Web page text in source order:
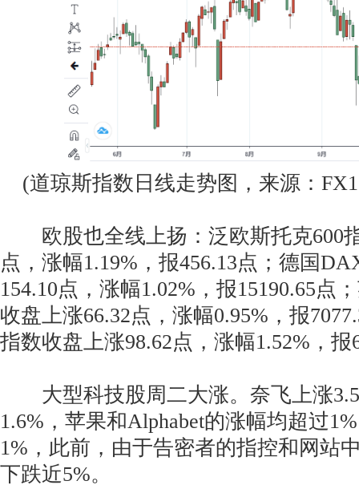
(道琼斯指数日线走势图，来源：
欧股也全线上扬：泛欧斯托克600
点，涨幅1.19%，报456.13点；德国
154.10点，涨幅1.02%，报15190.65点
收盘上涨66.32点，涨幅0.95%，报
指数收盘上涨98.62点，涨幅1.52%，报
大型科技股周二大涨。奈飞上涨
1.6%，苹果和Alphabet的涨幅均超过
1%，此前，由于告密者的指控和网站
下跌近5%。